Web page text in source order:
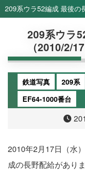
209系ウラ52編成 最後の
209系ウラ
（2010/2/17
鉄道写真 209系
EF64-1000番台
2010年2月17日（水
成の長野配給があり